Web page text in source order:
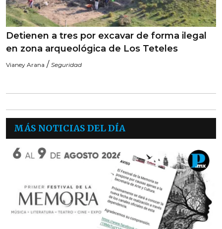
Detienen a tres por excavar de forma ilegal
en zona arqueológica de Los Teteles
Vianey Arana / Seguridad
MÁS NOTICIAS DEL DÍA